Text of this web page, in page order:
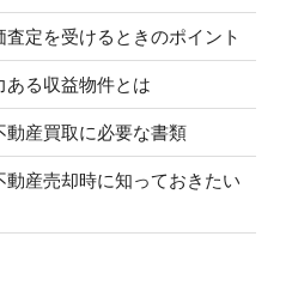
定を受けるときのポイント
ある収益物件とは
動産買取に必要な書類
産売却時に知っておきたい